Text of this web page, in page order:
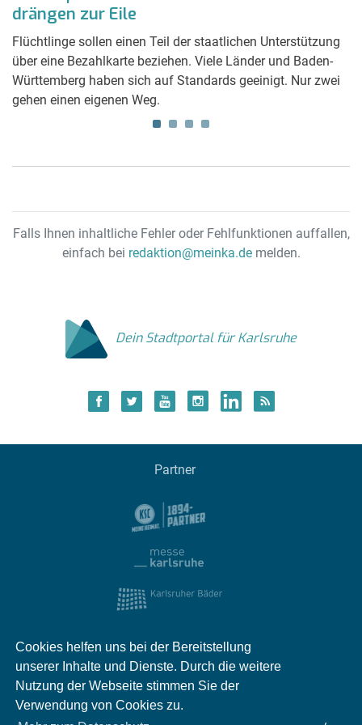
Cookies helfen uns bei der Bereitstellung
unserer Inhalte und Dienste. Durch die weitere
Nutzung der Webseite stimmen Sie der
Verwendung von Cookies zu.
drängen zur Eile
Flüchtlinge sollen einen Teil der staatlichen Unterstützung
über eine Bezahlkarte beziehen. Viele Länder und Baden-
Württemberg haben sich auf Standards geeinigt. Nur zwei
gehen einen eigenen Weg.
Falls Ihnen inhaltliche Fehler oder Fehlfunktionen auffallen,
einfach bei redaktion@meinka.demelden.
Dein Stadtportal für Karlsruhe
Partner